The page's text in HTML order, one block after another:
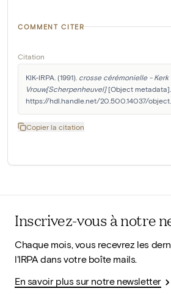
COMMENT CITER
Citation
KIK-IRPA. (1991). crosse cérémonielle -
Vrouw[Scherpenheuvel] [Object metadata].
https://hdl.handle.net/20.500.14037/
Copier la citation
Inscrivez-vous à notre
Chaque mois, vous recevrez les
l'IRPA dans votre boîte mails.
En savoir plus sur notre newsletter